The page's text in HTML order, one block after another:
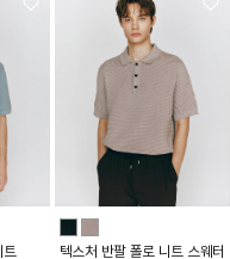
텍스처 반팔 폴로 니트 스웨터